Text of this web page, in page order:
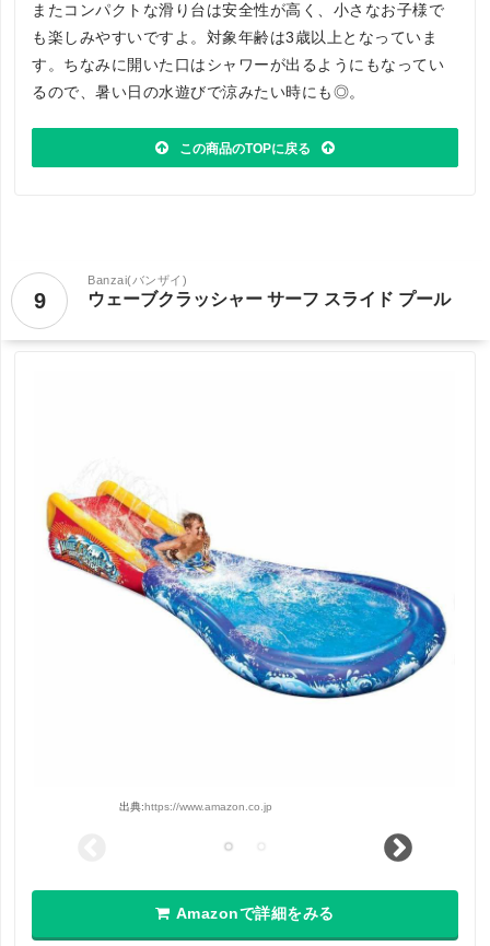
またコンパクトな滑り台は安全性が高く、小さなお子様で
も楽しみやすいですよ。対象年齢は3歳以上となっていま
す。ちなみに開いた口はシャワーが出るようにもなってい
るので、暑い日の水遊びで涼みたい時にも◎。
この商品のTOPに戻る
9
Banzai(バンザイ)
ウェーブクラッシャー サーフ スライド プール
出典:https://www.amazon.co.jp
Amazonで詳細をみる